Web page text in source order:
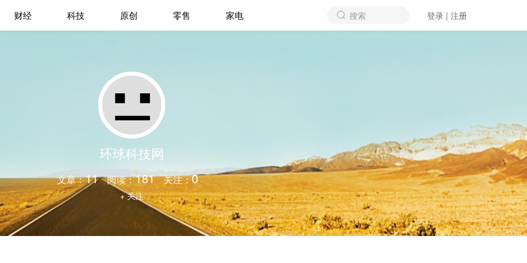
财经 科技 原创 零售 家电 搜索 登录 | 注册
环球科技网
文章：11 阅读：181 关注：0
+ 关注